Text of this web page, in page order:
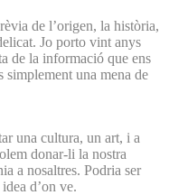
de l’origen, la història,
Jo porto vint anys
de la informació que ens
simplement una mena de
una cultura, un art, i a
donar-li la nostra
a nosaltres. Podria ser
d’on ve.